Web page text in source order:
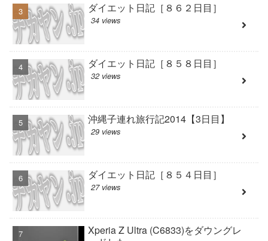
ダイエット日記［８６２日目］
34 views
ダイエット日記［８５８日目］
32 views
沖縄子連れ旅行記2014【3日目】
29 views
ダイエット日記［８５４日目］
27 views
Xperia Z Ultra (C6833)をダウングレ